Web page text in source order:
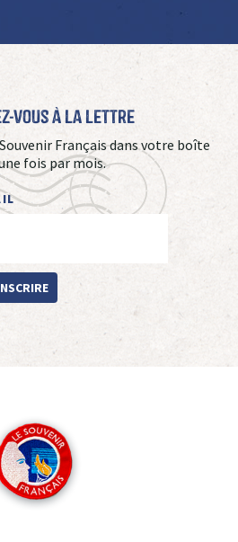
vous à La Lettre
Français dans votre boîte
fois par mois.